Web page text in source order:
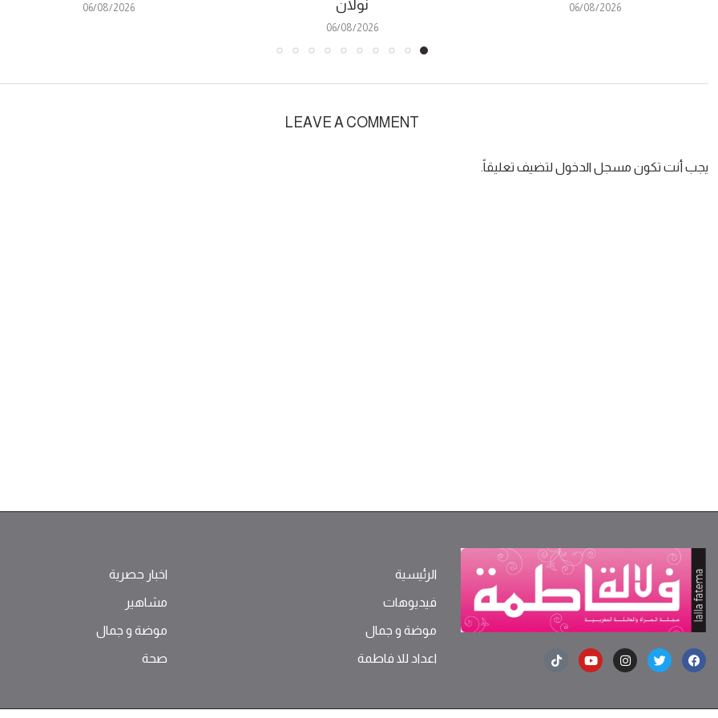
06/08/2026
نولان
06/08/2026
06/08/2026
LEAVE A COMMENT
يجب أنت تكون مسجل الدخول لتضيف تعليقاً.
الرئيسية
فيديوهات
موضة ‫و‬ ‫‬‫جمال‬
اعداد للا فاطمة
اخبار حصرية
مشاهير
موضة ‫و‬ ‫‬‫جمال‬
صحة